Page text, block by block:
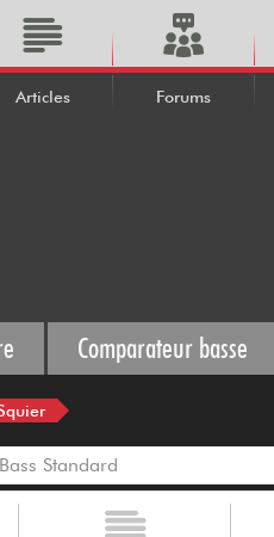
Articles Forums
Comparateur basse
Standard